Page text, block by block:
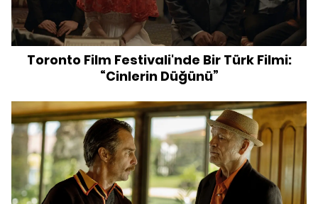
Toronto Film Festivali'nde Bir Türk Filmi:
“Cinlerin Düğünü”